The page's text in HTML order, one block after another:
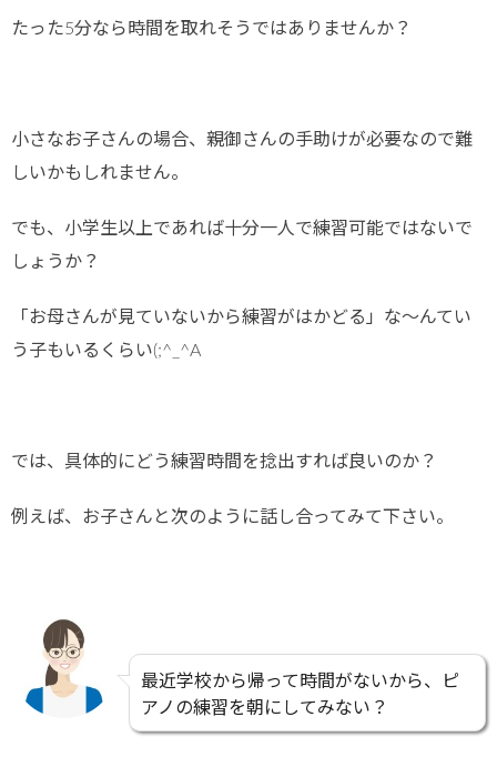
たった5分なら時間を取れそうではありませんか？
小さなお子さんの場合、親御さんの手助けが必要なので難
しいかもしれません。
でも、小学生以上であれば十分一人で練習可能ではないで
しょうか？
「お母さんが見ていないから練習がはかどる」な～んてい
う子もいるくらい(;^_^A
では、具体的にどう練習時間を捻出すれば良いのか？
例えば、お子さんと次のように話し合ってみて下さい。
最近学校から帰って時間がないから、ピ
アノの練習を朝にしてみない？